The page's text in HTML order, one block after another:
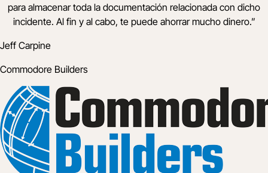
para almacenar toda la documentación relacionada con dicho
incidente. Al fin y al cabo, te puede ahorrar mucho dinero.”
Jeff Carpine
Commodore Builders